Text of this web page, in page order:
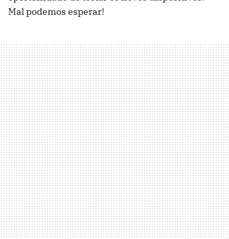
Mal podemos esperar!